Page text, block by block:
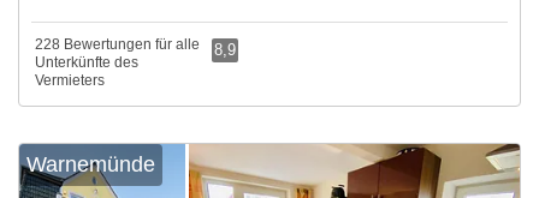
228 Bewertungen für alle
Unterkünfte des
Vermieters
8,9
Warnemünde